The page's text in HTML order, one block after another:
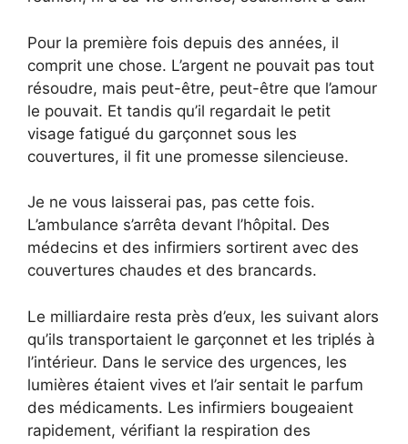
Pour la première fois depuis des années, il
comprit une chose. L’argent ne pouvait pas tout
résoudre, mais peut-être, peut-être que l’amour
le pouvait. Et tandis qu’il regardait le petit
visage fatigué du garçonnet sous les
couvertures, il fit une promesse silencieuse.
Je ne vous laisserai pas, pas cette fois.
L’ambulance s’arrêta devant l’hôpital. Des
médecins et des infirmiers sortirent avec des
couvertures chaudes et des brancards.
Le milliardaire resta près d’eux, les suivant alors
qu’ils transportaient le garçonnet et les triplés à
l’intérieur. Dans le service des urgences, les
lumières étaient vives et l’air sentait le parfum
des médicaments. Les infirmiers bougeaient
rapidement, vérifiant la respiration des